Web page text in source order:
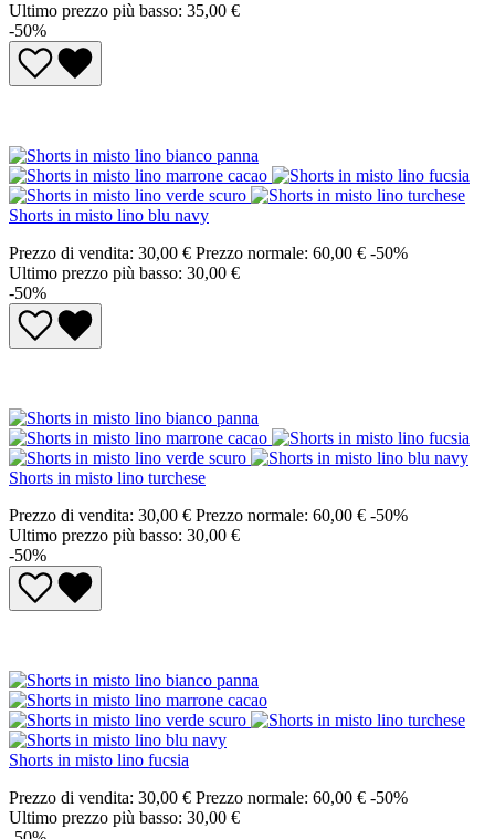
Ultimo prezzo più basso: 35,00 €
-50%
Shorts in misto lino blu navy
Prezzo di vendita: 30,00 € Prezzo normale: 60,00 € -50%
Ultimo prezzo più basso: 30,00 €
-50%
Shorts in misto lino turchese
Prezzo di vendita: 30,00 € Prezzo normale: 60,00 € -50%
Ultimo prezzo più basso: 30,00 €
-50%
Shorts in misto lino fucsia
Prezzo di vendita: 30,00 € Prezzo normale: 60,00 € -50%
Ultimo prezzo più basso: 30,00 €